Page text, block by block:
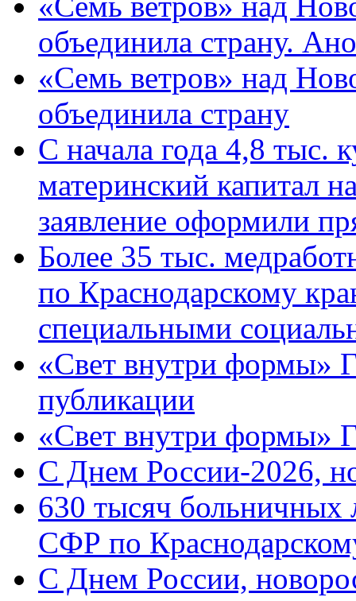
объединила страну.
«Семь ветров» над
объединила страну
С начала года 4,8 тыс.
материнский капитал
заявление оформили
Более 35 тыс.
по Краснодарскому
специальными
«Свет внутри формы»
публикации
«Свет внутри формы»
C Днем России-2026,
630 тысяч больничных
СФР по
C Днем России,